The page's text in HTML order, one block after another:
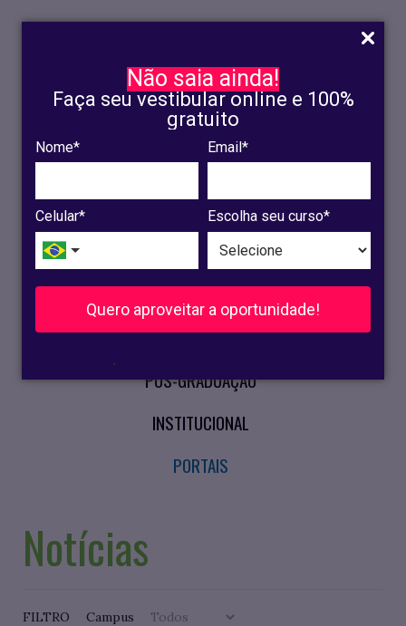
Não saia ainda!
Faça seu vestibular online e 100%
gratuito
Nome* Email*
Celular* Escolha seu curso*
Quero aproveitar a oportunidade!
.
INSCRIÇÃO
OLINDA
RECIFE
VESTIBULAR
CURSOS PRESENCIAIS
PÓS-GRADUAÇÃO
INSTITUCIONAL
PORTAIS
Notícias
FILTRO
Campus